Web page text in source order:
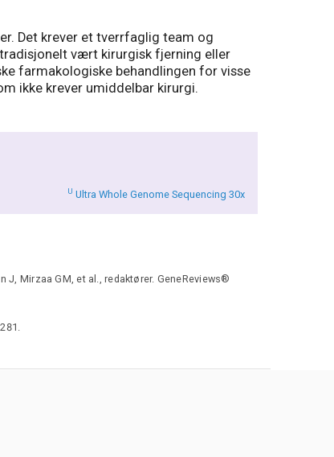
Det krever et tverrfaglig team og
vært kirurgisk fjerning eller
farmakologiske behandlingen for visse
ikke krever umiddelbar kirurgi.
U Ultra Whole Genome Sequencing 30x
J, Mirzaa GM, et al., redaktører. GeneReviews®